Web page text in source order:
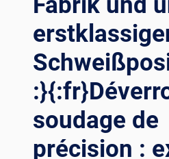
BSERVER L
A P
RÉCISION D
ES R
OTATEURS D
E S
OUDAGE E
N A
CTION{:}{
:RU}И
soudage de
précision :